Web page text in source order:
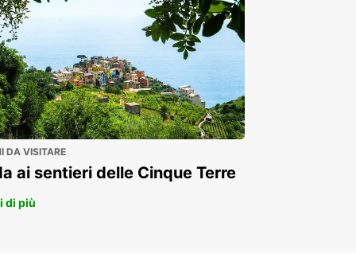
DA VISITARE
ai sentieri delle Cinque Terre
di più